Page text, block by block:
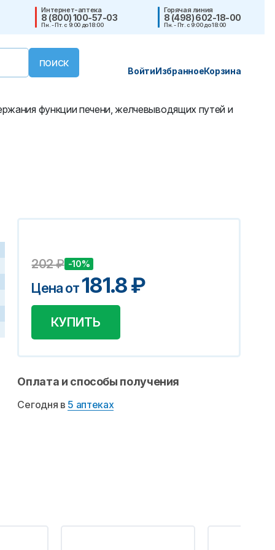
Интернет-аптека
8 (800) 100-57-03
Пн. - Пт. с 9:00 до 18:00
Горячая линия
8 (498) 602-18-00
Пн. - Пт. с 9:00 до 18:00
ВойтиИзбранноеКорзина
функции печени, желчевыводящих путей и
202₽ -10%
Цена от181.8₽
КУПИТЬ
Оплата и способы получения
Сегодня в 5 аптеках